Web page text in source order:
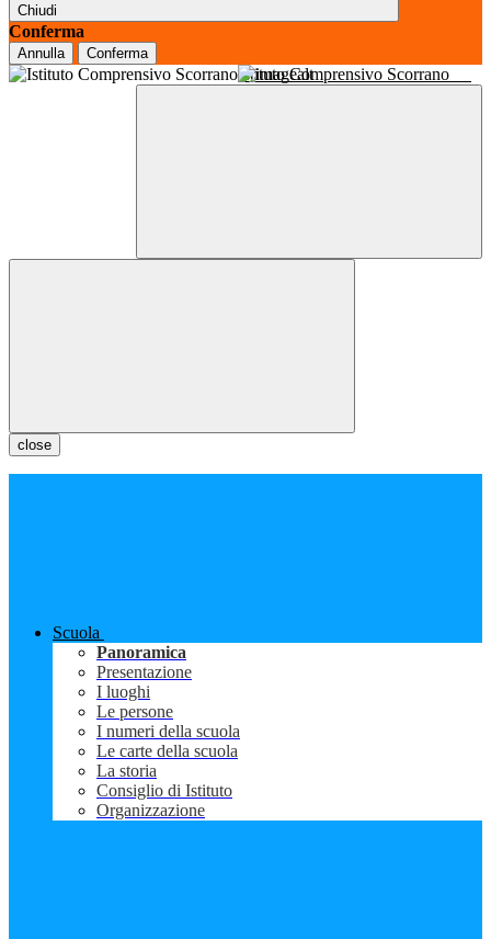
Chiudi
Conferma
Annulla Conferma
Istituto Comprensivo Scorrano
close
Scuola
Panoramica
Presentazione
I luoghi
Le persone
I numeri della scuola
Le carte della scuola
La storia
Consiglio di Istituto
Organizzazione